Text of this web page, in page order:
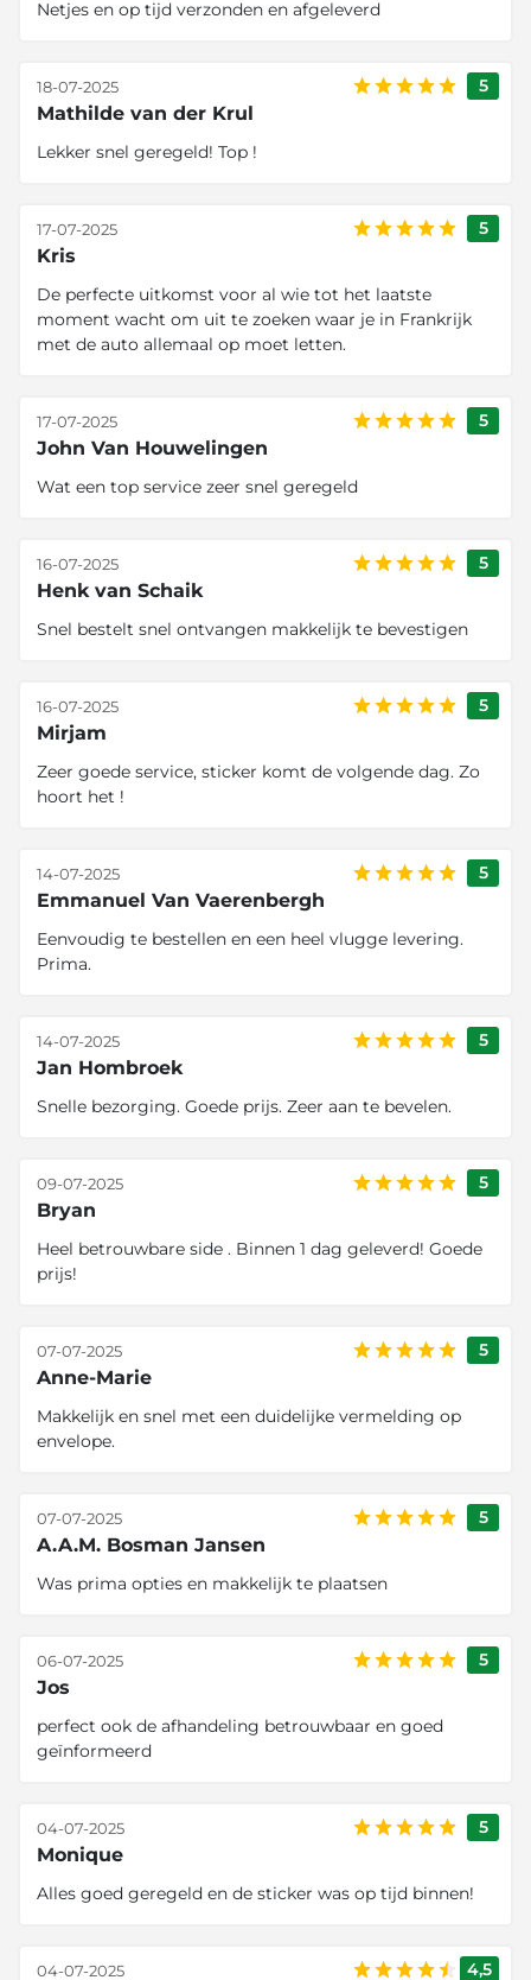
Netjes en op tijd verzonden en afgeleverd
5
Mathilde van der Krul
18-07-2025
Lekker snel geregeld! Top !
5
Kris
17-07-2025
De perfecte uitkomst voor al wie tot het laatste
moment wacht om uit te zoeken waar je in Frankrijk
met de auto allemaal op moet letten.
5
John Van Houwelingen
17-07-2025
Wat een top service zeer snel geregeld
5
Henk van Schaik
16-07-2025
Snel bestelt snel ontvangen makkelijk te bevestigen
5
Mirjam
16-07-2025
Zeer goede service, sticker komt de volgende dag. Zo
hoort het !
5
Emmanuel Van Vaerenbergh
14-07-2025
Eenvoudig te bestellen en een heel vlugge levering.
Prima.
5
Jan Hombroek
14-07-2025
Snelle bezorging. Goede prijs. Zeer aan te bevelen.
5
Bryan
09-07-2025
Heel betrouwbare side . Binnen 1 dag geleverd! Goede
prijs!
5
Anne-Marie
07-07-2025
Makkelijk en snel met een duidelijke vermelding op
envelope.
5
A.A.M. Bosman Jansen
07-07-2025
Was prima opties en makkelijk te plaatsen
5
Jos
06-07-2025
perfect ook de afhandeling betrouwbaar en goed
geïnformeerd
5
Monique
04-07-2025
Alles goed geregeld en de sticker was op tijd binnen!
4,5
04-07-2025